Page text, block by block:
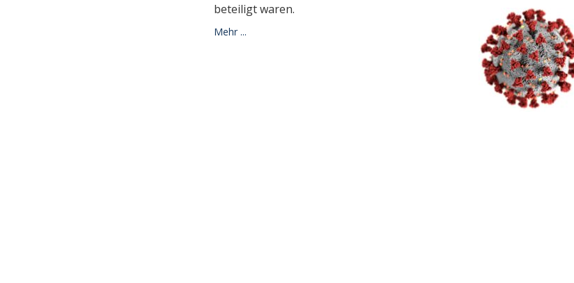
beteiligt waren.
Mehr ...